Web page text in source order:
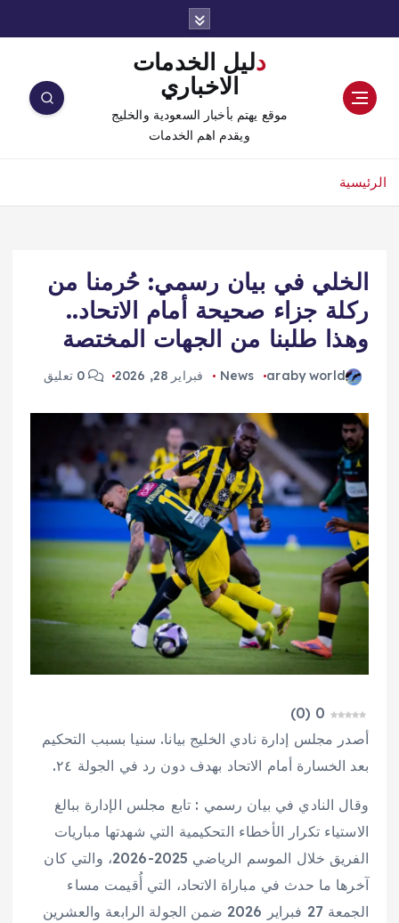
دليل الخدمات
الاخباري
موقع يهتم بأخبار السعودية والخليج
ويقدم اهم الخدمات
الرئيسية
الخلي في بيان رسمي: حُرمنا من
ركلة جزاء صحيحة أمام الاتحاد..
وهذا طلبنا من الجهات المختصة
araby world
News فبراير 28, 2026 0 تعليق
0
(
0
)
أصدر مجلس إدارة نادي الخليج بيانا. سنيا بسبب التحكيم
بعد الخسارة أمام الاتحاد بهدف دون رد في الجولة ٢٤.
وقال النادي في بيان رسمي : تابع مجلس الإدارة ببالغ
الاستياء تكرار الأخطاء التحكيمية التي شهدتها مباريات
الفريق خلال الموسم الرياضي 2025-2026، والتي كان
آخرها ما حدث في مباراة الاتحاد، التي أُقيمت مساء
الجمعة 27 فبراير 2026 ضمن الجولة الرابعة والعشرين